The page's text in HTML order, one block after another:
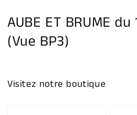
AUBE ET BRUME du
(Vue BP3)
Visitez notre boutique